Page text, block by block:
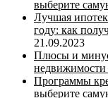
выберите
Лучшая
году: как
21.09.2023
Плюсы и
Программы
выберите